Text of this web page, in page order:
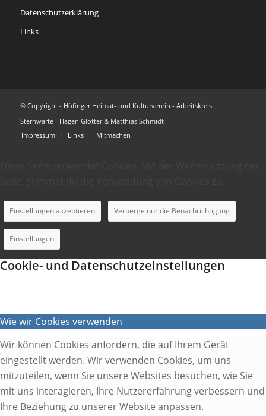
Datenschutzerklärung
Links
© Copyright - Höfinger Heimat- und Kulturverein - Arbeitskreis
Sternwarte - Hagen Glötter & Matthias Schmidt -
Impressum
Links Mitmachen
Einstellungen akzeptieren Verberge nur die Benachrichtigung
Einstellungen
Cookie- und Datenschutzeinstellungen
Wie wir Cookies verwenden
Wir können Cookies anfordern, die auf Ihrem Gerät
eingestellt werden. Wir verwenden Cookies, um uns
mitzuteilen, wenn Sie unsere Websites besuchen, wie Sie
mit uns interagieren, Ihre Nutzererfahrung verbessern und
Ihre Beziehung zu unserer Website anpassen.